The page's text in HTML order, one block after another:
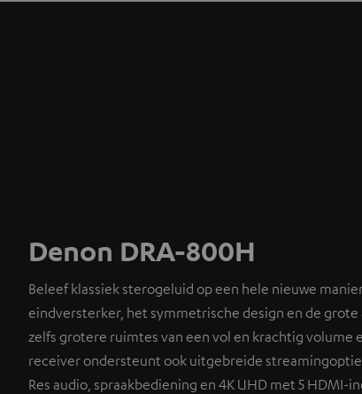
Denon DRA-800H
Beleef klassiek sterogeluid op een hele nieuwe
eindversterker, het symmetrische design en de
zelfs grotere ruimtes van een vol en krachtig volume
receiver ondersteunt ook uitgebreide
Res audio, spraakbediening en 4K UHD met 5 HDMI-